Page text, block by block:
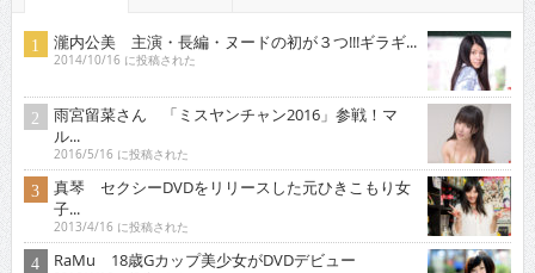
瀧内公美 主演・長編・ヌードの初が３つ!!!ギラギ...
2014/10/16 に投稿された
雨宮留菜さん 「ミスヤンチャン2016」参戦！マ
ル...
2016/5/16 に投稿された
真琴 セクシーDVDをリリースした元ひきこもり女
子...
2013/4/16 に投稿された
RaMu 18歳Gカップ美少女がDVDデビュー